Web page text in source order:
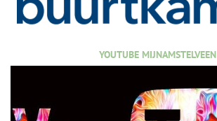
YOUTUBE MIJNAMSTELVEEN